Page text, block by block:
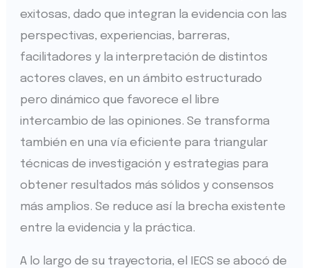
exitosas, dado que integran la evidencia con las
perspectivas, experiencias, barreras,
facilitadores y la interpretación de distintos
actores claves, en un ámbito estructurado
pero dinámico que favorece el libre
intercambio de las opiniones. Se transforma
también en una vía eficiente para triangular
técnicas de investigación y estrategias para
obtener resultados más sólidos y consensos
más amplios. Se reduce así la brecha existente
entre la evidencia y la práctica.
A lo largo de su trayectoria, el IECS se abocó de